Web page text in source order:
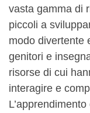
vasta gamma di
piccoli a
modo divertente
genitori e
risorse di cui
interagire e